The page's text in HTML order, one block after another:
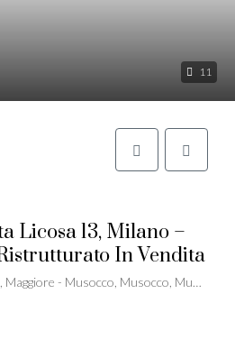
11
Licosa 13, Milano –
In Vendita
Musocco, Municipio 8 di Milano, Milano, Lombardia, 20151, Italia